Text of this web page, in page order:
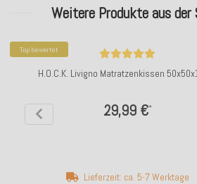
Weitere Produkte aus der
Top bewertet
H.O.C.K. Livigno Matratzenkissen
29,99 €*
Lieferzeit: ca. 5-7 Werktage